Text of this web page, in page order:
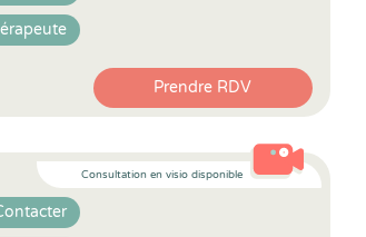
Prendre RDV
Consultation en visio disponible